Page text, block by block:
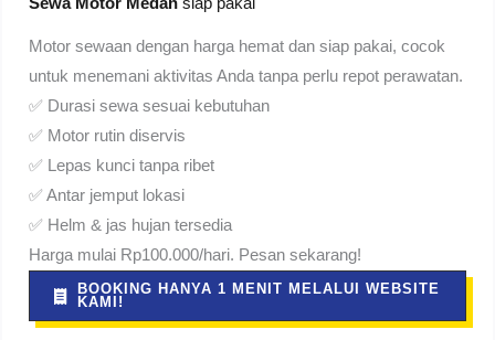
Motor sewaan dengan harga hemat dan siap pakai, cocok
untuk menemani aktivitas Anda tanpa perlu repot perawatan.
✅ Durasi sewa sesuai kebutuhan
✅ Motor rutin diservis
✅ Lepas kunci tanpa ribet
✅ Antar jemput lokasi
✅ Helm & jas hujan tersedia
Harga mulai Rp100.000/hari. Pesan sekarang!
BOOKING HANYA 1 MENIT MELALUI WEBSITE
KAMI!